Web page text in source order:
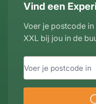
Vind een
Voer je postcode
XXL bij jou in de